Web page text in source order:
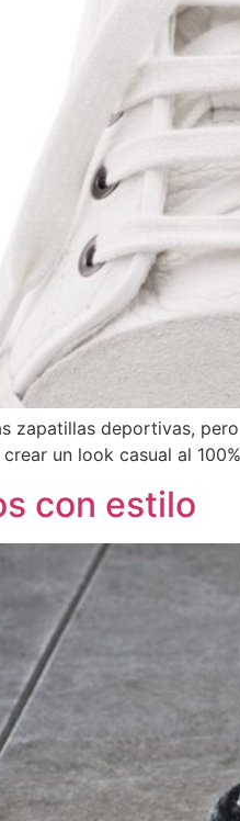
zapatillas deportivas,
un look casual al 100%
con estilo